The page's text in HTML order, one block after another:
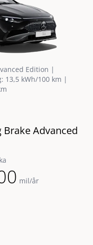
Edition |
13,5 kWh/100 km |
Brake Advanced
mil/år